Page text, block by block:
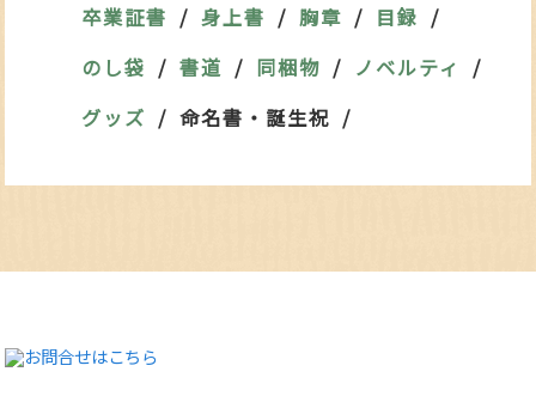
卒業証書
身上書 胸章
目録
のし袋
書道 同梱物
ノベルティ
グッズ
命名書・誕生祝